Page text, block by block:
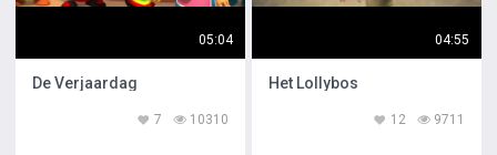
05:04
De Verjaardag
10310
7
04:55
Het Lollybos
9711
12